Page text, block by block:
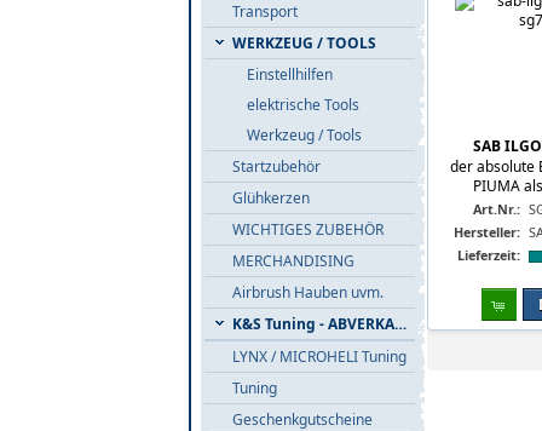
Transport
WERKZEUG / TOOLS
Einstellhilfen
elektrische Tools
Werkzeug / Tools
Startzubehör
Glühkerzen
WICHTIGES ZUBEHÖR
MERCHANDISING
Airbrush Hauben uvm.
K&S Tuning - ABVERKAUF
LYNX / MICROHELI Tuning
Tuning
Geschenkgutscheine
SAB
der absolute
PIUMA
Art.Nr.:
Hersteller:
Lieferzeit: